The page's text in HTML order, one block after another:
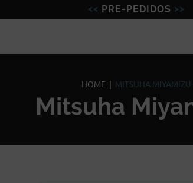
PRE-PEDIDOS
Figuras Miniaturas
HOME MITSUHA MIYAMIZU
Mitsuha